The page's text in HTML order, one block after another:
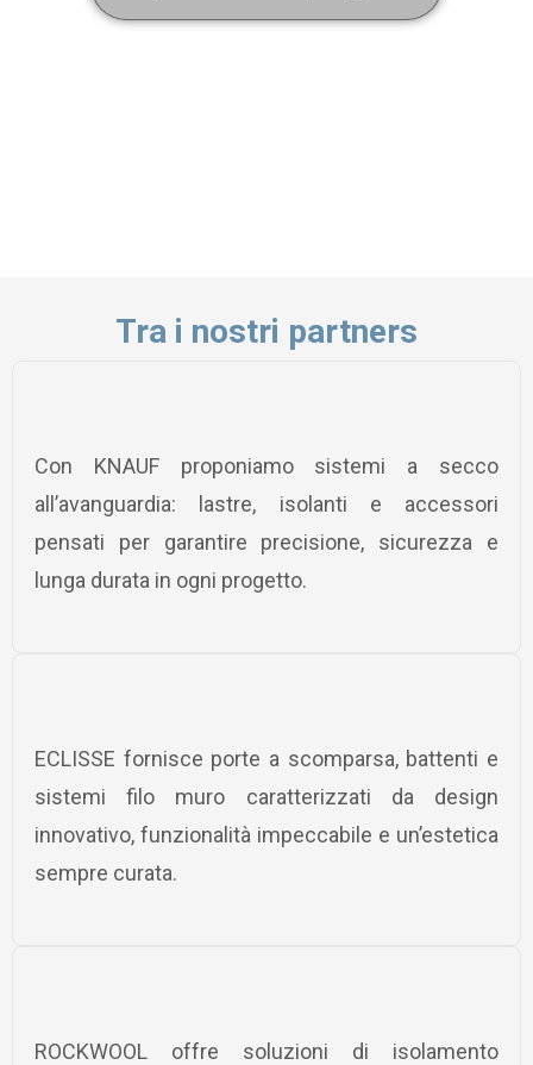
Tra i nostri partners
Con KNAUF proponiamo sistemi a secco
all’avanguardia: lastre, isolanti e accessori
pensati per garantire precisione, sicurezza e
lunga durata in ogni progetto.
ECLISSE fornisce porte a scomparsa, battenti e
sistemi filo muro caratterizzati da design
innovativo, funzionalità impeccabile e un’estetica
sempre curata.
ROCKWOOL offre soluzioni di isolamento